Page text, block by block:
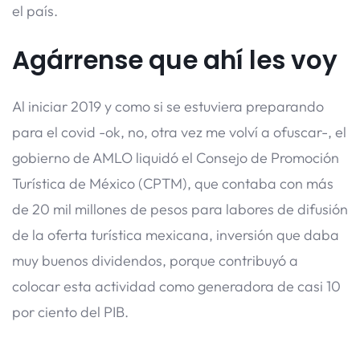
el país.
Agárrense que ahí les voy
Al iniciar 2019 y como si se estuviera preparando
para el covid -ok, no, otra vez me volví a ofuscar-, el
gobierno de AMLO liquidó el Consejo de Promoción
Turística de México (CPTM), que contaba con más
de 20 mil millones de pesos para labores de difusión
de la oferta turística mexicana, inversión que daba
muy buenos dividendos, porque contribuyó a
colocar esta actividad como generadora de casi 10
por ciento del PIB.